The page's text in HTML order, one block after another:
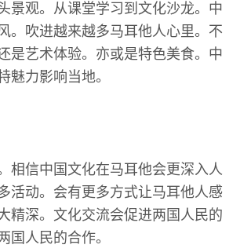
景观。从课堂学习到文化沙龙。中
。吹进越来越多马耳他人心里。不
是艺术体验。亦或是特色美食。中
魅力影响当地。
相信中国文化在马耳他会更深入人
活动。会有更多方式让马耳他人感
精深。文化交流会促进两国人民的
国人民的合作。